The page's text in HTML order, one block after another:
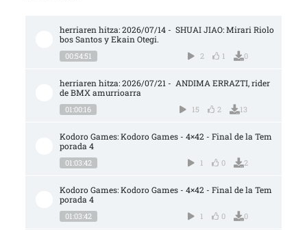
herriaren hitza: 2026/07/14 -  SHUAI JIAO: Mirari Riolo
bos Santos y Ekain Otegi.
00:54:51 2 1 0
herriaren hitza: 2026/07/21 -  ANDIMA ERRAZTI, rider
de BMX amurrioarra
01:00:16 15 2 13
Kodoro Games: Kodoro Games - 4×42 - Final de la Tem
porada 4
01:03:42 1 0 2
Kodoro Games: Kodoro Games - 4×42 - Final de la Tem
porada 4
01:03:42 1 0 0